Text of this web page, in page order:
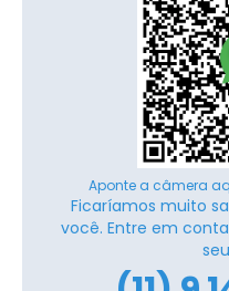
Aponte a câmera
Ficaríamos muito
você. Entre em